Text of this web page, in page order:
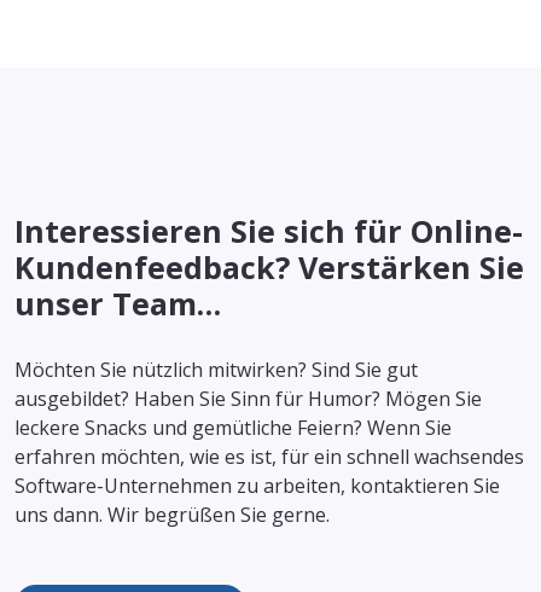
Interessieren Sie sich für Online-
Kundenfeedback? Verstärken Sie
unser Team…
Möchten Sie nützlich mitwirken? Sind Sie gut
ausgebildet? Haben Sie Sinn für Humor? Mögen Sie
leckere Snacks und gemütliche Feiern? Wenn Sie
erfahren möchten, wie es ist, für ein schnell wachsendes
Software-Unternehmen zu arbeiten, kontaktieren Sie
uns dann. Wir begrüßen Sie gerne.